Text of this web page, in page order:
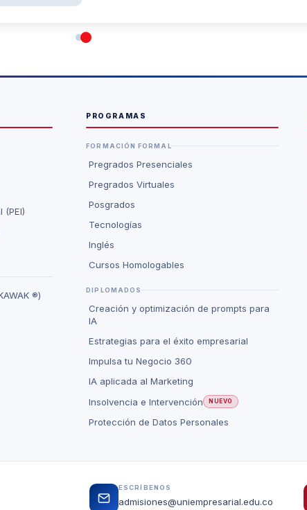
(PEI)
®)
PROGRAMAS
FORMACIÓN FORMAL
Pregrados Presenciales
Pregrados Virtuales
Posgrados
Tecnologías
Inglés
Cursos Homologables
DIPLOMADOS
Creación y optimización de prompts para
IA
Estrategias para el éxito empresarial
Impulsa tu Negocio 360
IA aplicada al Marketing
Insolvencia e Intervención
NUEVO
Protección de Datos Personales
ESCRÍBENOS
admisiones@uniempresarial.edu.co